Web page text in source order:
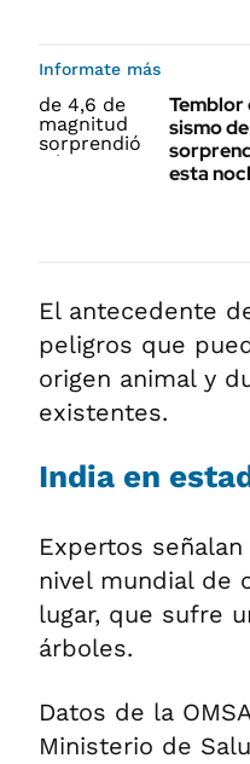
Informate más
Temblor
sismo
esta
El antecedente
peligros que
origen animal y
existentes.
India en
Expertos
nivel mundial de
lugar, que sufre
árboles.
Datos de la
Ministerio de